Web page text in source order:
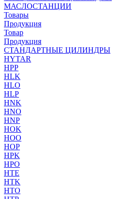
МАСЛОСТАНЦИИ
Товары
Продукция
Товар
Продукция
СТАНДАРТНЫЕ ЦИЛИНДРЫ
HYTAR
HPP
HLK
HLO
HLP
HNK
HNO
HNP
HOK
HOO
HOP
HPK
HPO
HTE
HTK
HTO